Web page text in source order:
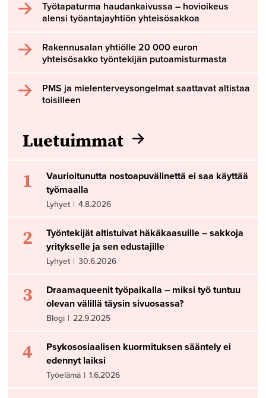
Työtapaturma haudankaivussa – hovioikeus
alensi työantajayhtiön yhteisösakkoa
Rakennusalan yhtiölle 20 000 euron
yhteisösakko työntekijän putoamisturmasta
PMS ja mielenterveysongelmat saattavat altistaa
toisilleen
Luetuimmat
1
Vaurioitunutta nostoapuvälinettä ei saa käyttää
työmaalla
Lyhyet | 4.8.2026
2
Työntekijät altistuivat häkäkaasuille – sakkoja
yritykselle ja sen edustajille
Lyhyet | 30.6.2026
3
Draamaqueenit työpaikalla – miksi työ tuntuu
olevan välillä täysin sivuosassa?
Blogi | 22.9.2025
4
Psykososiaalisen kuormituksen sääntely ei
edennyt laiksi
Työelämä | 1.6.2026